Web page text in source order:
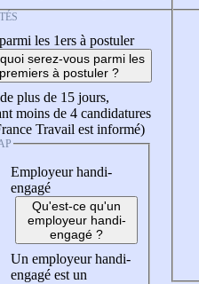
les 1ers à postuler
serez-vous parmi les
premiers à postuler ?
plus de 15 jours,
moins de 4 candidatures
Travail est informé)
Employeur handi-
engagé
Qu'est-ce qu'un
employeur handi-
engagé ?
Un employeur handi-
engagé est un